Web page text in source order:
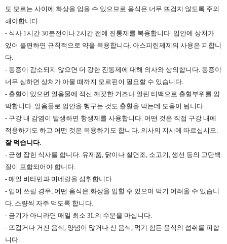
도 모르는 사이에 화상을 입을 수 있으므로 음식은 너무 뜨겁지 않도록 주의
해야합니다.
- 식사 1시간 30분전이나 2시간 전에 진통제를 복용합니다. 입안에 상처가
있어 불편하면 규칙적으로 약을 복용합니다. 아스피린제제의 사용은 피합니
다.
- 통증이 감소되지 않으면 더 강한 진통제에 대해 의사와 상의합니다. 통증이
너무 심하면 상처가 아물 때까지 모르핀이 필요할 수 있습니다.
- 출혈이 있으면 얼음물에 적신 깨끗한 거즈나 얼린 티백으로 출혈부위를 압
박합니다. 얼음물로 입안을 헹구는 것도 출혈을 막는데 도움이 됩니다.
- 구강 내 감염이 발생하면 항생제를 사용합니다. 어떤 것은 직접 구강 내에
적용하기도 하고 어떤 것은 복용하기도 합니다. 의사의 지시에 따르십시오.
잘 먹습니다.
- 균형 잡힌 식사를 합니다. 유제품, 닭이나 칠면조, 소고기, 생선 등의 고단백
질이 포함되어야 합니다.
- 매일 비타민과 미네랄을 섭취합니다.
- 입이 쓰릴 경우, 어떤 음식은 화상을 입힐 수 있으며 먹기 어려울 수 있습니
다. 소량씩 자주 먹도록 합니다.
- 금기가 아니라면 매일 최소 3L의 수분을 마십니다.
- 뜨겁거나 거친 음식, 양념이 많거나 신 음식, 먹기 힘든 음식의 섭취를 피합
니다.